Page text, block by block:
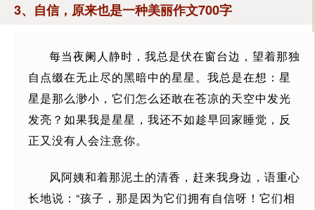
3、自信，原来也是一种美丽作文700字
每当夜阑人静时，我总是伏在窗台边，望着那独
自点缀在无止尽的黑暗中的星星。我总是在想：星
星是那么渺小，它们怎么还敢在苍凉的天空中发光
发亮？如果我是星星，我还不如趁早回家睡觉，反
正又没有人会注意你。
风阿姨和着那泥土的清香，赶来我身边，语重心
长地说：“孩子，那是因为它们拥有自信呀！它们相